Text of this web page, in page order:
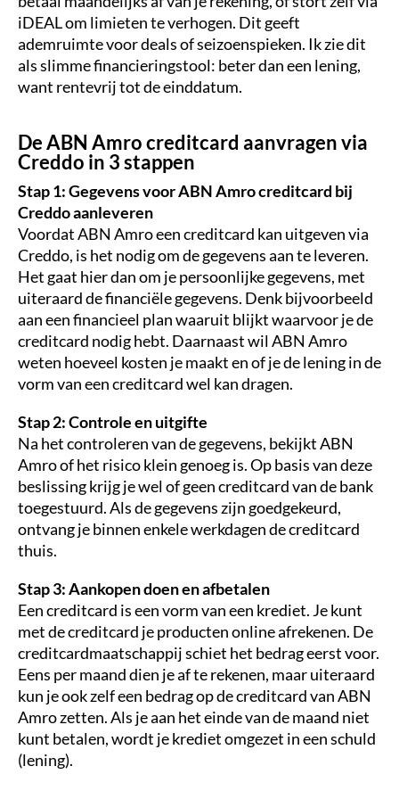
iDEAL om limieten te verhogen. Dit geeft
ademruimte voor deals of seizoenspieken. Ik zie dit
als slimme financieringstool: beter dan een lening,
want rentevrij tot de einddatum.
De ABN Amro creditcard aanvragen via
Creddo in 3 stappen
Stap 1: Gegevens voor ABN Amro creditcard bij
Creddo aanleveren
Voordat ABN Amro een creditcard kan uitgeven via
Creddo, is het nodig om de gegevens aan te leveren.
Het gaat hier dan om je persoonlijke gegevens, met
uiteraard de financiële gegevens. Denk bijvoorbeeld
aan een financieel plan waaruit blijkt waarvoor je de
creditcard nodig hebt. Daarnaast wil ABN Amro
weten hoeveel kosten je maakt en of je de lening in de
vorm van een creditcard wel kan dragen.
Stap 2: Controle en uitgifte
Na het controleren van de gegevens, bekijkt ABN
Amro of het risico klein genoeg is. Op basis van deze
beslissing krijg je wel of geen creditcard van de bank
toegestuurd. Als de gegevens zijn goedgekeurd,
ontvang je binnen enkele werkdagen de creditcard
thuis.
Stap 3: Aankopen doen en afbetalen
Een creditcard is een vorm van een krediet. Je kunt
met de creditcard je producten online afrekenen. De
creditcardmaatschappij schiet het bedrag eerst voor.
Eens per maand dien je af te rekenen, maar uiteraard
kun je ook zelf een bedrag op de creditcard van ABN
Amro zetten. Als je aan het einde van de maand niet
kunt betalen, wordt je krediet omgezet in een schuld
(lening).